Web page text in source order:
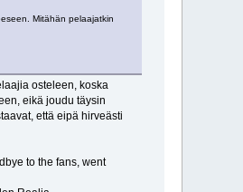
Mitähän pelaajatkin
osteleen, koska
eikä joudu täysin
että eipä hirveästi
to the fans, went